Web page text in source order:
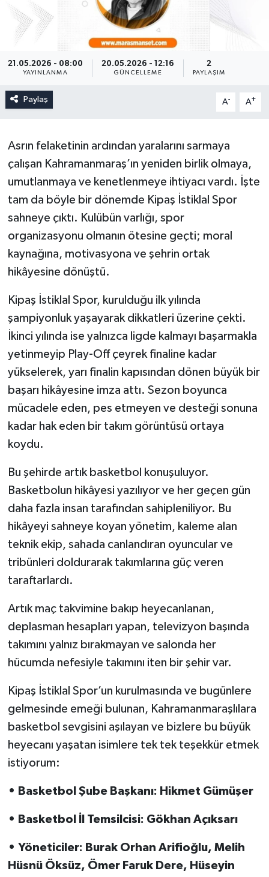
21.05.2026 - 08:00
YAYINLANMA
20.05.2026 - 12:16
GÜNCELLEME
2
PAYLAŞIM
Paylaş A- A+
Asrın felaketinin ardından yaralarını sarmaya
çalışan Kahramanmaraş’ın yeniden birlik olmaya,
umutlanmaya ve kenetlenmeye ihtiyacı vardı. İşte
tam da böyle bir dönemde Kipaş İstiklal Spor
sahneye çıktı. Kulübün varlığı, spor
organizasyonu olmanın ötesine geçti; moral
kaynağına, motivasyona ve şehrin ortak
hikâyesine dönüştü.
Kipaş İstiklal Spor, kurulduğu ilk yılında
şampiyonluk yaşayarak dikkatleri üzerine çekti.
İkinci yılında ise yalnızca ligde kalmayı başarmakla
yetinmeyip Play-Off çeyrek finaline kadar
yükselerek, yarı finalin kapısından dönen büyük bir
başarı hikâyesine imza attı. Sezon boyunca
mücadele eden, pes etmeyen ve desteği sonuna
kadar hak eden bir takım görüntüsü ortaya
koydu.
Bu şehirde artık basketbol konuşuluyor.
Basketbolun hikâyesi yazılıyor ve her geçen gün
daha fazla insan tarafından sahipleniliyor. Bu
hikâyeyi sahneye koyan yönetim, kaleme alan
teknik ekip, sahada canlandıran oyuncular ve
tribünleri doldurarak takımlarına güç veren
taraftarlardı.
Artık maç takvimine bakıp heyecanlanan,
deplasman hesapları yapan, televizyon başında
takımını yalnız bırakmayan ve salonda her
hücumda nefesiyle takımını iten bir şehir var.
Kipaş İstiklal Spor’un kurulmasında ve bugünlere
gelmesinde emeği bulunan, Kahramanmaraşlılara
basketbol sevgisini aşılayan ve bizlere bu büyük
heyecanı yaşatan isimlere tek tek teşekkür etmek
istiyorum:
• Basketbol Şube Başkanı: Hikmet Gümüşer
• Basketbol İl Temsilcisi: Gökhan Açıksarı
• Yöneticiler: Burak Orhan Arifioğlu, Melih
Hüsnü Öksüz, Ömer Faruk Dere, Hüseyin